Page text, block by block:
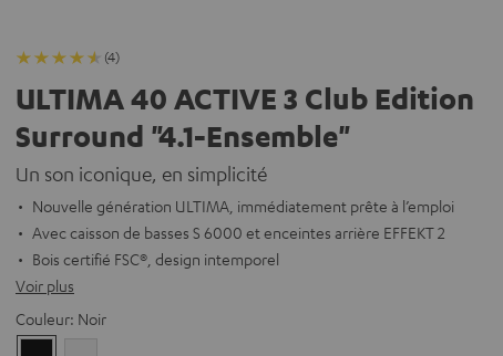
(4)
ULTIMA 40 ACTIVE 3 Club Edition
Surround "4.1-Ensemble"
Un son iconique, en simplicité
Nouvelle génération ULTIMA, immédiatement prête à l’emploi
Avec caisson de basses S 6000 et enceintes arrière EFFEKT 2
Bois certifié FSC®, design intemporel
Voir plus
Couleur: Noir